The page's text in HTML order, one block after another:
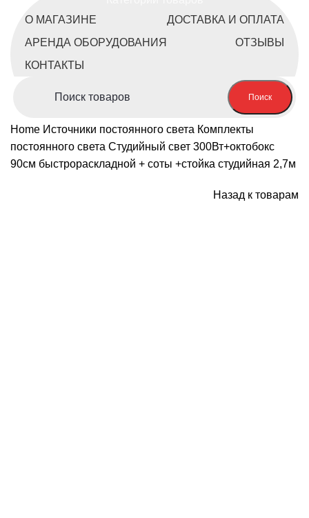
О МАГАЗИНЕ
ДОСТАВКА И ОПЛАТА
АРЕНДА ОБОРУДОВАНИЯ
ОТЗЫВЫ
КОНТАКТЫ
Поиск
Home Источники постоянного света Комплекты
постоянного света Студийный свет 300Вт+октобокс
90см быстрораскладной + соты +стойка студийная 2,7м
Назад к товарам